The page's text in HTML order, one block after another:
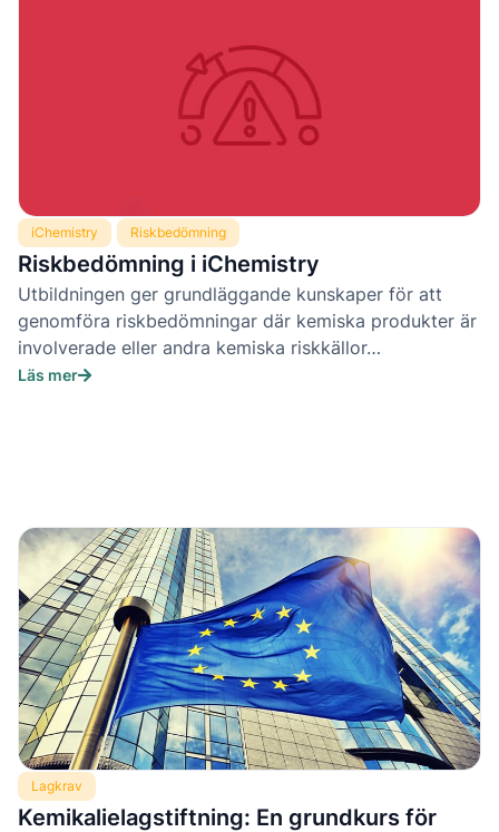
iChemistry Riskbedömning
Riskbedömning i iChemistry
Utbildningen ger grundläggande kunskaper för att
genomföra riskbedömningar där kemiska produkter är
involverade eller andra kemiska riskkällor…
Läs mer
Lagkrav
Kemikalielagstiftning: En grundkurs för